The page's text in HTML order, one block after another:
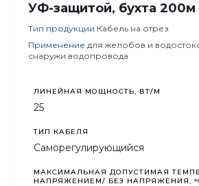
УФ-защитой, бухта 200м
Тип продукции Кабель на отрез
Применение для желобов и
снаружи водопровода
ЛИНЕЙНАЯ МОЩНОСТЬ, ВТ/М
25
ТИП КАБЕЛЯ
Саморегулирующийся
МАКСИМАЛЬНАЯ ДОПУСТИМАЯ
НАПРЯЖЕНИЕМ/ БЕЗ НАПРЯЖЕНИЯ,